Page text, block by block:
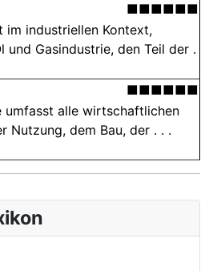
■■■■■■
im industriellen Kontext,
und Gasindustrie, den Teil der .
■■■■■■
umfasst alle wirtschaftlichen
Nutzung, dem Bau, der . . .